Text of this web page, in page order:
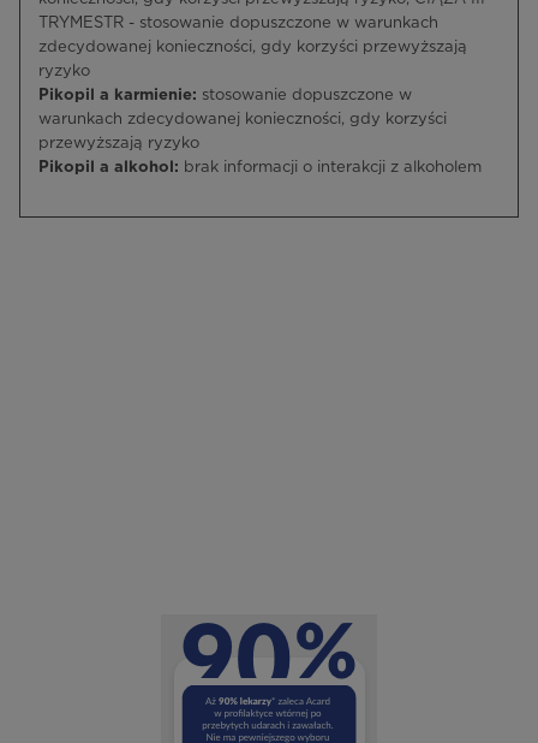
TRYMESTR - stosowanie dopuszczone w warunkach
zdecydowanej konieczności, gdy korzyści przewyższają
ryzyko
Pikopil a karmienie: stosowanie dopuszczone w
warunkach zdecydowanej konieczności, gdy korzyści
przewyższają ryzyko
Pikopil a alkohol: brak informacji o interakcji z alkoholem